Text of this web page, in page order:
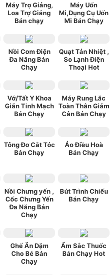
Máy Trợ Giảng,
Loa Trợ Giảng
Bán chạy
Máy Uốn
Mi,Dụng Cụ Uốn
Mi Bán Chạy
Nồi Cơm Điện
Đa Năng Bán
Chạy
Quạt Tản Nhiệt ,
So Lạnh Điện
Thoại Hot
Vớ/Tất Y Khoa
Giãn Tinh Mạch
Bán Chạy
Máy Rung Lắc
Toàn Thân Giảm
Cân Bán Chạy
Tông Đơ Cắt Tóc
Bán Chạy
Áo Điều Hoà
Bán Chạy
Nồi Chưng yến ,
Cốc Chưng Yến
Đa Năng Bán
Chạy
Bút Trình Chiếu
Bán Chạy
Ghế Ăn Dặm
Cho Bé Bán
Chạy
Ấm Sắc Thuốc
Bán Chạy Hot